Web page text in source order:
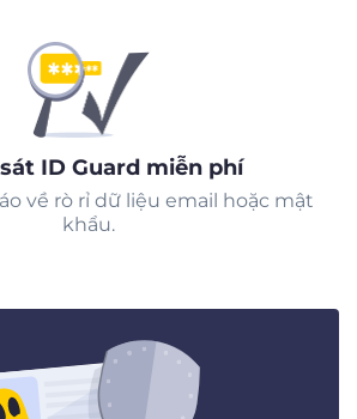
ID Guard miễn phí
về rò rỉ dữ liệu email hoặc mật
khẩu.